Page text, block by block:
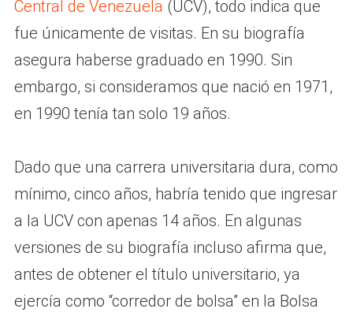
Central de Venezuela (UCV), todo indica que
fue únicamente de visitas. En su biografía
asegura haberse graduado en 1990. Sin
embargo, si consideramos que nació en 1971,
en 1990 tenía tan solo 19 años.
Dado que una carrera universitaria dura, como
mínimo, cinco años, habría tenido que ingresar
a la UCV con apenas 14 años. En algunas
versiones de su biografía incluso afirma que,
antes de obtener el título universitario, ya
ejercía como “corredor de bolsa” en la Bolsa